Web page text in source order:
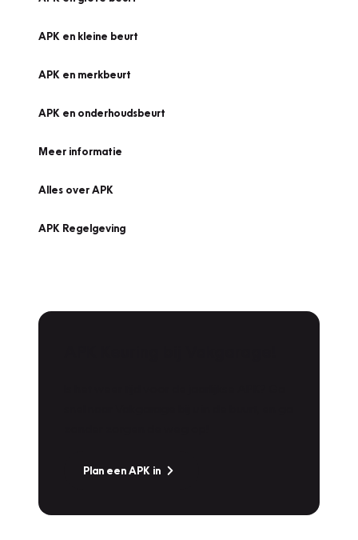
APK en kleine beurt
APK en merkbeurt
APK en onderhoudsbeurt
Meer informatie
Alles over APK
APK Regelgeving
Plan een APK in